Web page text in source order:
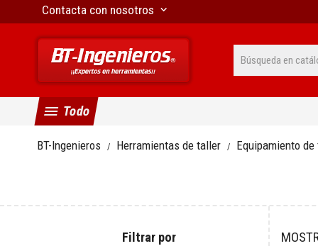
Contacta con nosotros keyboard_arrow_down
menu Todo
BT-Ingenieros Herramientas de taller Equipamiento
Filtrar por